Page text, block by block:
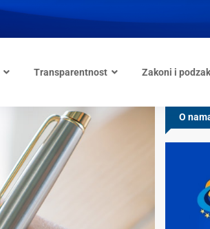
Transparentnost Zakoni i
O